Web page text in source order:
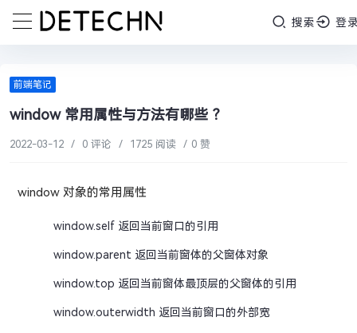
搜索 登
前端笔记
window 常用属性与方法有哪些 ？
2022-03-12 / 0 评论 / 1725 阅读 / 0 赞
window 对象的常用属性
window.self 返回当前窗口的引用
window.parent 返回当前窗体的父窗体对象
window.top 返回当前窗体最顶层的父窗体的引用
window.outerwidth 返回当前窗口的外部宽